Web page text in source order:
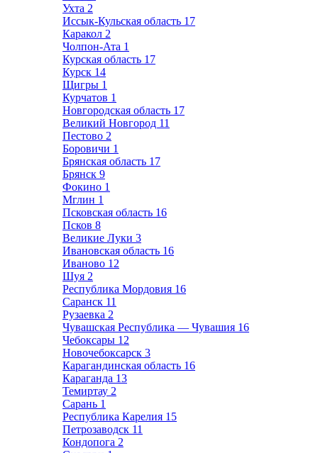
Ухта 2
Иссык-Кульская область 17
Каракол 2
Чолпон-Ата 1
Курская область 17
Курск 14
Щигры 1
Курчатов 1
Новгородская область 17
Великий Новгород 11
Пестово 2
Боровичи 1
Брянская область 17
Брянск 9
Фокино 1
Мглин 1
Псковская область 16
Псков 8
Великие Луки 3
Ивановская область 16
Иваново 12
Шуя 2
Республика Мордовия 16
Саранск 11
Рузаевка 2
Чувашская Республика — Чувашия 16
Чебоксары 12
Новочебоксарск 3
Карагандинская область 16
Караганда 13
Темиртау 2
Сарань 1
Республика Карелия 15
Петрозаводск 11
Кондопога 2